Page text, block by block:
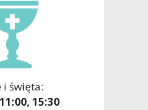
i święta:
15:30